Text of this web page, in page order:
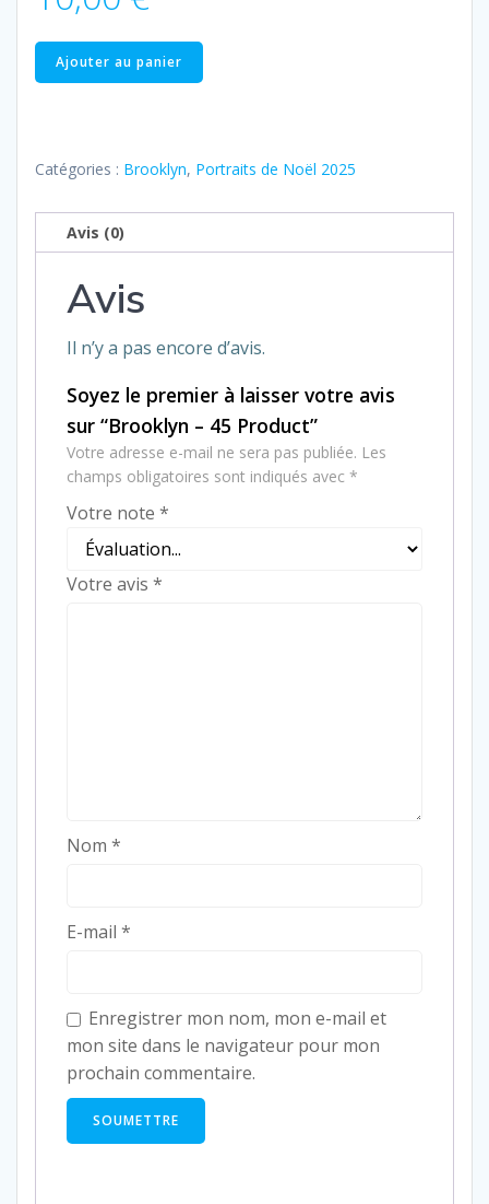
quantité
de
45
Ajouter au panier
Catégories : Brooklyn, Portraits de Noël 2025
Avis (0)
Avis
Il n’y a pas encore d’avis.
Soyez le premier à laisser votre avis
sur “Brooklyn – 45 Product”
Votre adresse e-mail ne sera pas publiée. Les
champs obligatoires sont indiqués avec *
Votre note *
Votre avis *
Nom *
E-mail *
Enregistrer mon nom, mon e-mail et
mon site dans le navigateur pour mon
prochain commentaire.